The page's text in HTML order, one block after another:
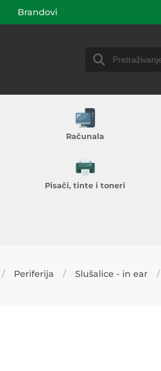
Brandovi
Računala
Pisači, tinte i toneri
Periferija Slušalice - in ear